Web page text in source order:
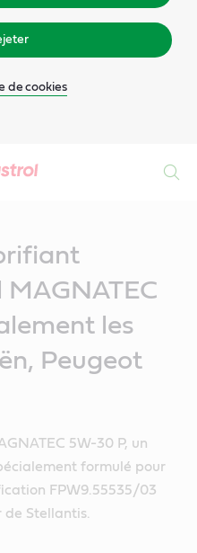
de cookies
les
Peugeot
5W-30 P, un
formulé pour
FPW9.55535/03
Stellantis.